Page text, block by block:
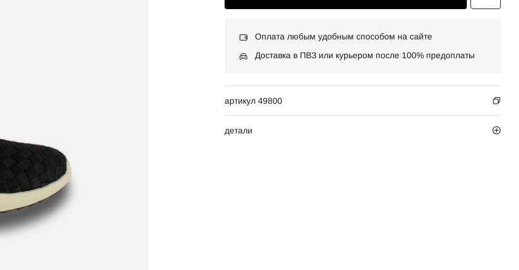
Оплата любым удобным способом на сайте
Доставка в ПВЗ или курьером после 100% предоплаты
артикул 49800
детали